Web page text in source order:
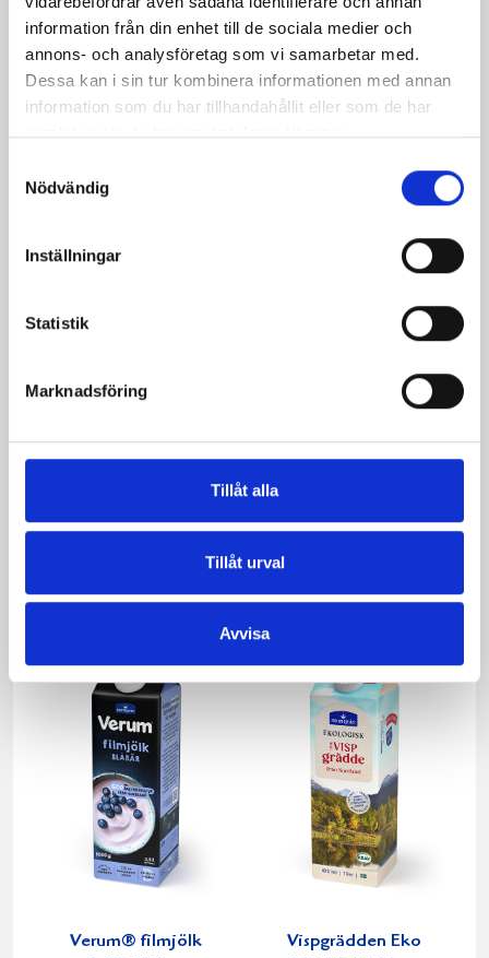
information från din enhet till de sociala medier och
annons- och analysföretag som vi samarbetar med.
Dessa kan i sin tur kombinera informationen med annan
information som du har tillhandahållit eller som de har
samlat in när du har använt deras tjänster.
Nödvändig
Inställningar
Statistik
Marknadsföring
Tillåt alla
Tillåt urval
Avvisa
Päronfil 2,7%
Skogsbärsfil 2,7%
Verum® filmjölk
Vispgrädden Eko